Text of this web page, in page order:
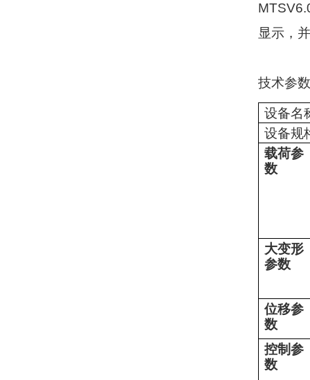
显示，
技术参数
设备名
设备规
载荷参
数
大变形
参数
位移参
数
控制参
数